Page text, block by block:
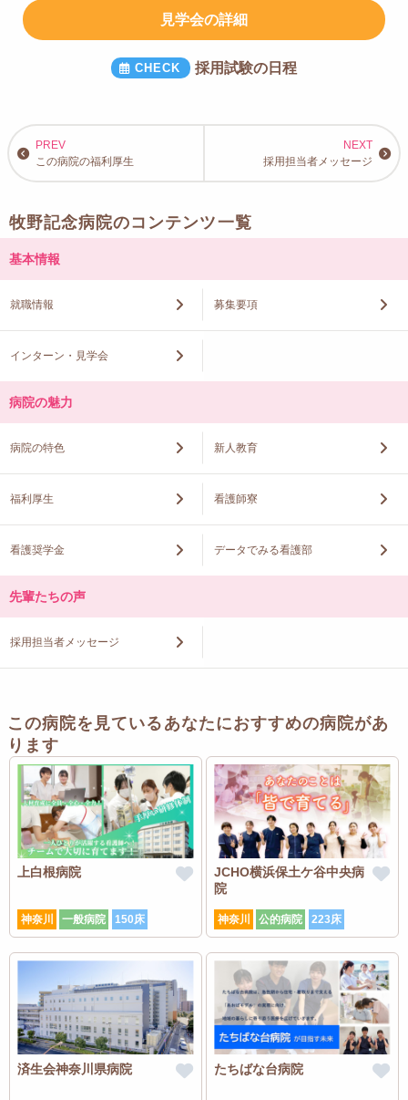
見学会の詳細
採用試験の日程
この病院の福利厚生 採用担当者メッセージ
牧野記念病院のコンテンツ一覧
基本情報
就職情報 募集要項
インターン・見学会
病院の魅力
病院の特色 新人教育
福利厚生 看護師寮
看護奨学金 データでみる看護部
先輩たちの声
採用担当者メッセージ
この病院を見ているあなたにおすすめの病院があ
ります
上白根病院
神奈川 一般病院 150床
JCHO横浜保土ケ谷中央病
院
神奈川 公的病院 223床
済生会神奈川県病院 たちばな台病院